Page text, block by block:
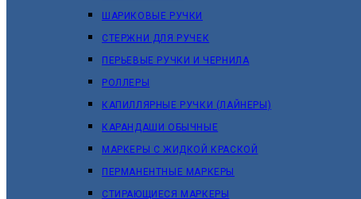
ШАРИКОВЫЕ РУЧКИ
СТЕРЖНИ ДЛЯ РУЧЕК
ПЕРЬЕВЫЕ РУЧКИ И ЧЕРНИЛА
РОЛЛЕРЫ
КАПИЛЛЯРНЫЕ РУЧКИ (ЛАЙНЕРЫ)
КАРАНДАШИ ОБЫЧНЫЕ
МАРКЕРЫ C ЖИДКОЙ КРАСКОЙ
ПЕРМАНЕНТНЫЕ МАРКЕРЫ
СТИРАЮЩИЕСЯ МАРКЕРЫ